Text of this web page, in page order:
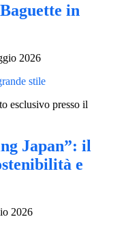
in
2026
esclusivo presso il
Japan”: il
e
2026